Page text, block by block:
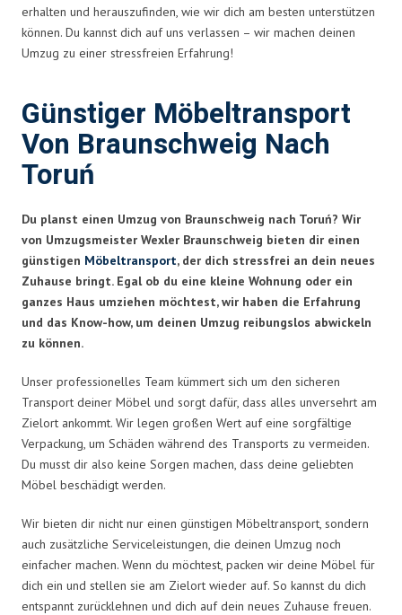
erhalten und herauszufinden, wie wir dich am besten unterstützen
können. Du kannst dich auf uns verlassen – wir machen deinen
Umzug zu einer stressfreien Erfahrung!
Günstiger Möbeltransport
Von Braunschweig Nach
Toruń
Du planst einen Umzug von Braunschweig nach Toruń? Wir
von Umzugsmeister Wexler Braunschweig bieten dir einen
günstigen Möbeltransport, der dich stressfrei an dein neues
Zuhause bringt. Egal ob du eine kleine Wohnung oder ein
ganzes Haus umziehen möchtest, wir haben die Erfahrung
und das Know-how, um deinen Umzug reibungslos abwickeln
zu können.
Unser professionelles Team kümmert sich um den sicheren
Transport deiner Möbel und sorgt dafür, dass alles unversehrt am
Zielort ankommt. Wir legen großen Wert auf eine sorgfältige
Verpackung, um Schäden während des Transports zu vermeiden.
Du musst dir also keine Sorgen machen, dass deine geliebten
Möbel beschädigt werden.
Wir bieten dir nicht nur einen günstigen Möbeltransport, sondern
auch zusätzliche Serviceleistungen, die deinen Umzug noch
einfacher machen. Wenn du möchtest, packen wir deine Möbel für
dich ein und stellen sie am Zielort wieder auf. So kannst du dich
entspannt zurücklehnen und dich auf dein neues Zuhause freuen.